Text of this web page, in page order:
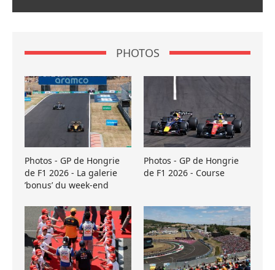
PHOTOS
Photos - GP de Hongrie
de F1 2026 - La galerie
’bonus’ du week-end
Photos - GP de Hongrie
de F1 2026 - Course